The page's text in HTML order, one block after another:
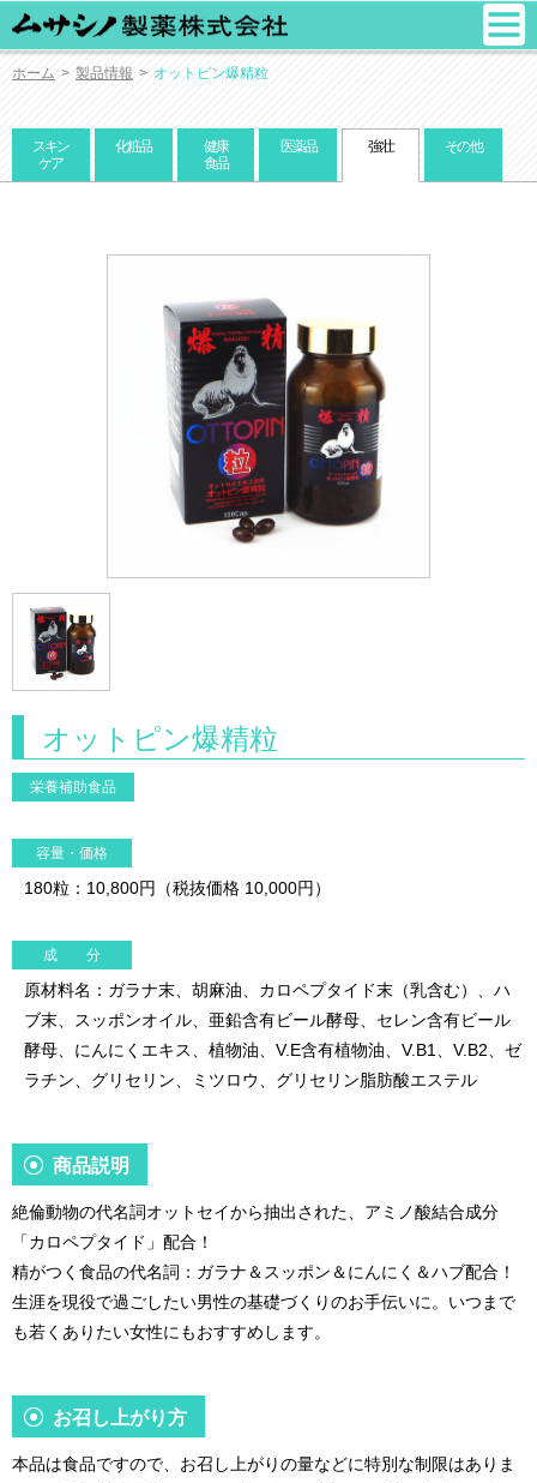
ホーム > 製品情報 > オットピン爆精粒
スキン
ケア
化粧品
健康
食品
医薬品 強壮 その他
オットピン爆精粒
栄養補助食品
容量・価格
180粒：10,800円（税抜価格 10,000円）
成 分
原材料名：ガラナ末、胡麻油、カロペプタイド末（乳含む）、ハ
ブ末、スッポンオイル、亜鉛含有ビール酵母、セレン含有ビール
酵母、にんにくエキス、植物油、V.E含有植物油、V.B1、V.B2、ゼ
ラチン、グリセリン、ミツロウ、グリセリン脂肪酸エステル
商品説明
絶倫動物の代名詞オットセイから抽出された、アミノ酸結合成分
「カロペプタイド」配合！
精がつく食品の代名詞：ガラナ＆スッポン＆にんにく＆ハブ配合！
生涯を現役で過ごしたい男性の基礎づくりのお手伝いに。いつまで
も若くありたい女性にもおすすめします。
お召し上がり方
本品は食品ですので、お召し上がりの量などに特別な制限はありま